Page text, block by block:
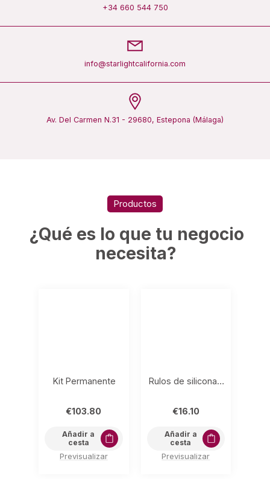
+34 660 544 750
info@starlightcalifornia.com
Av. Del Carmen N.31 - 29680, Estepona (Málaga)
Productos
¿Qué es lo que tu negocio
necesita?
Añadir a
cesta
Previsualizar
Kit Permanente
€103.80
Añadir a
cesta
Previsualizar
Rulos de silicona 6 pares, 3 tamaños variados
€16.10